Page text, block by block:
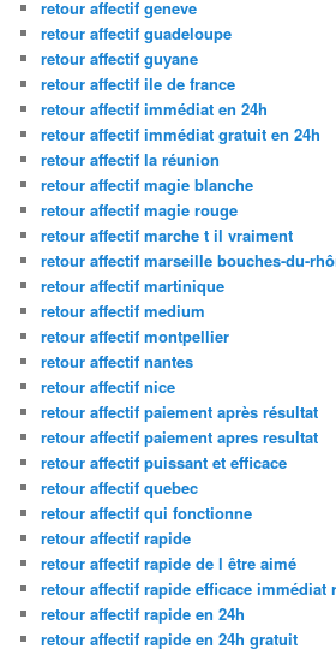
retour affectif geneve
retour affectif guadeloupe
retour affectif guyane
retour affectif ile de france
retour affectif immédiat en 24h
retour affectif immédiat gratuit en 24h
retour affectif la réunion
retour affectif magie blanche
retour affectif magie rouge
retour affectif marche t il vraiment
retour affectif marseille bouches-du-
retour affectif martinique
retour affectif medium
retour affectif montpellier
retour affectif nantes
retour affectif nice
retour affectif paiement après résultat
retour affectif paiement apres resultat
retour affectif puissant et efficace
retour affectif quebec
retour affectif qui fonctionne
retour affectif rapide
retour affectif rapide de l être aimé
retour affectif rapide efficace immédiat
retour affectif rapide en 24h
retour affectif rapide en 24h gratuit